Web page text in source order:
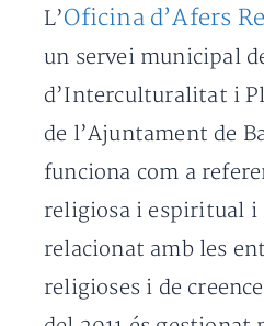
L’Oficina d’Afers
un servei municipal
d’Interculturalitat i
de l’Ajuntament de
funciona com a
religiosa i espiritual i
relacionat amb les
religioses i de